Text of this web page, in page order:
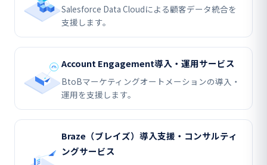
Salesforce Data Cloudによる顧客データ統合を
支援します。
Account Engagement導入・運用サービス
BtoBマーケティングオートメーションの導入・
運用を支援します。
Braze（ブレイズ）導入支援・コンサルティ
ングサービス